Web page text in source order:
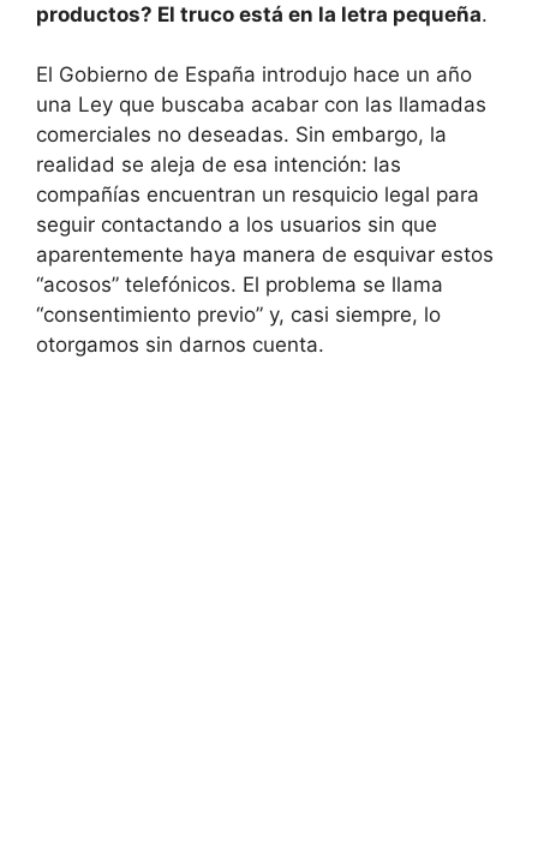
productos? El truco está en la letra pequeña.
El Gobierno de España introdujo hace un año
una Ley que buscaba acabar con las llamadas
comerciales no deseadas. Sin embargo, la
realidad se aleja de esa intención: las
compañías encuentran un resquicio legal para
seguir contactando a los usuarios sin que
aparentemente haya manera de esquivar estos
“acosos” telefónicos. El problema se llama
“consentimiento previo” y, casi siempre, lo
otorgamos sin darnos cuenta.